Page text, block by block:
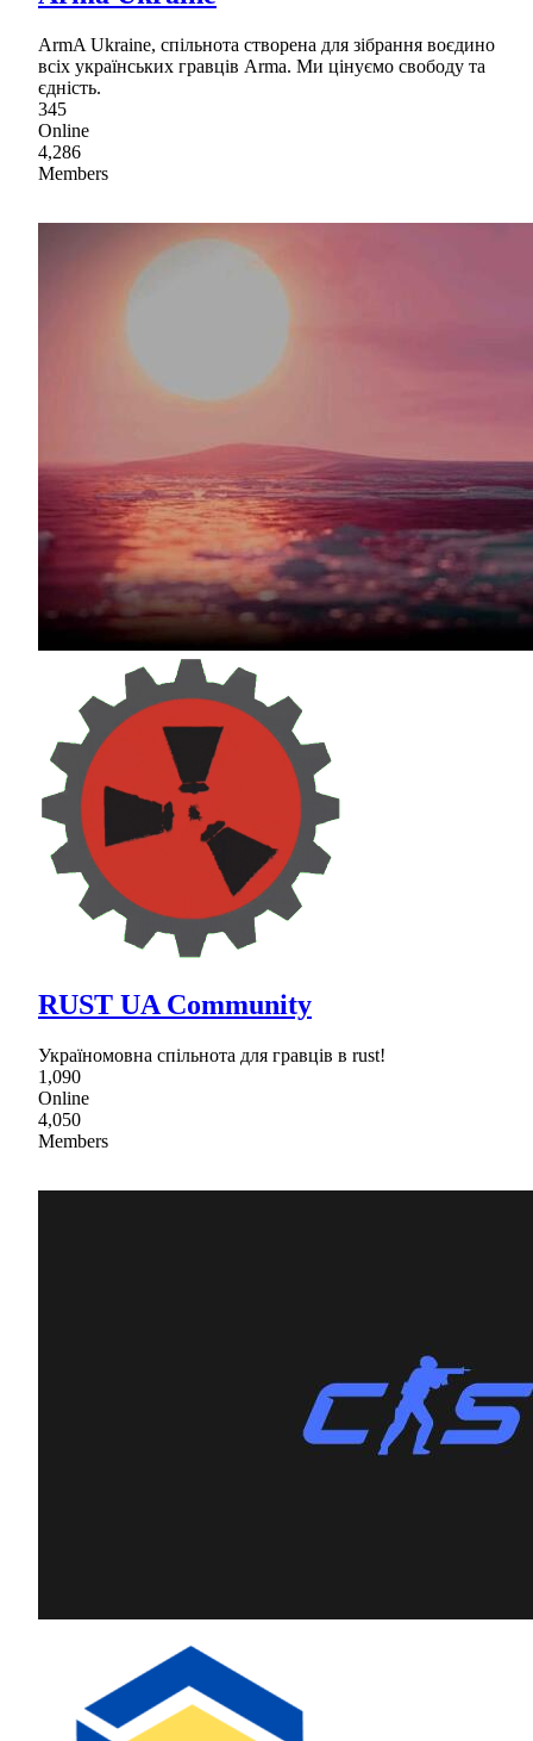
ArmA Ukraine, спільнота створена для зібрання воєдино
всіх українських гравців Arma. Ми цінуємо свободу та
єдність.
345
Online
4,286
Members
RUST UA Community
Україномовна спільнота для гравців в rust!
1,090
Online
4,050
Members